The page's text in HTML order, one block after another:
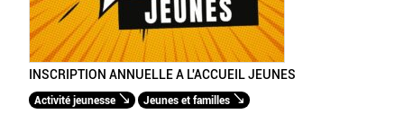
INSCRIPTION ANNUELLE A L'ACCUEIL JEUNES
Activité jeunesse Jeunes et familles